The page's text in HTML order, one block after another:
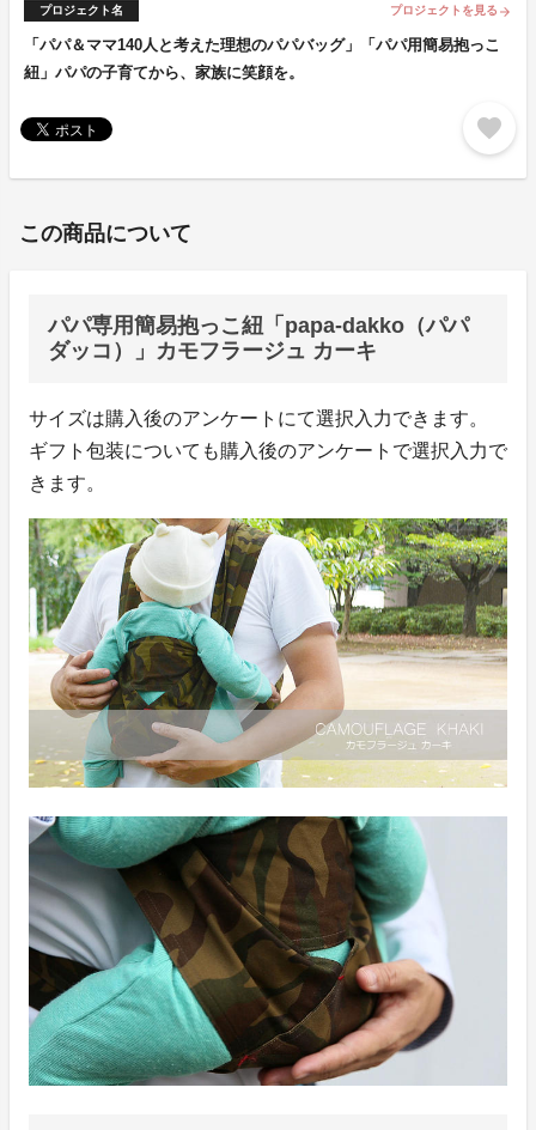
プロジェクト名 プロジェクトを見る arrow_forward
「パパ＆ママ140人と考えた理想のパパバッグ」「パパ用簡易抱っこ
紐」パパの子育てから、家族に笑顔を。
favorite
この商品について
パパ専用簡易抱っこ紐「papa-dakko（パパ
ダッコ）」カモフラージュ カーキ
サイズは購入後のアンケートにて選択入力できます。
ギフト包装についても購入後のアンケートで選択入力で
きます。